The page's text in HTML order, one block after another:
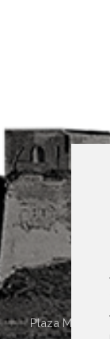
Plaza Mayor 4